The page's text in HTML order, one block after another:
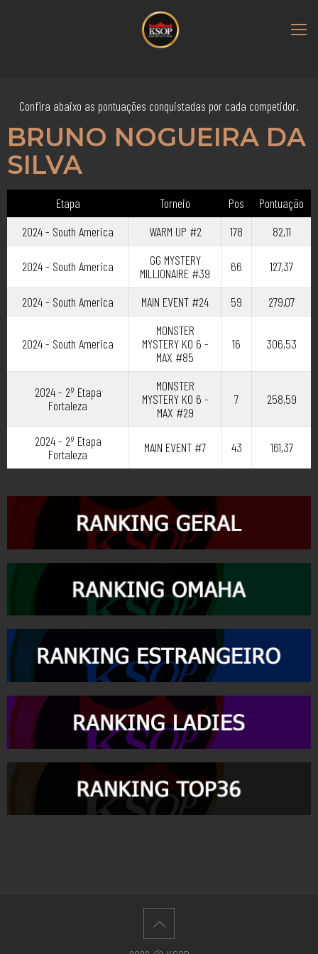
Confira abaixo as pontuações conquistadas por cada competidor.
BRUNO NOGUEIRA DA
SILVA
Etapa Torneio Pos
Pontuação
2024 - South America
WARM UP #2 178 82,11
2024 - South America
GG MYSTERY
MILLIONAIRE #39
66 127,37
2024 - South America MAIN EVENT #24 59 279,07
2024 - South America
MONSTER
MYSTERY KO 6 -
MAX #85
16 306,53
2024 - 2º Etapa
Fortaleza
MONSTER
MYSTERY KO 6 -
MAX #29
7 258,59
2024 - 2º Etapa
Fortaleza
MAIN EVENT #7 43 161,37